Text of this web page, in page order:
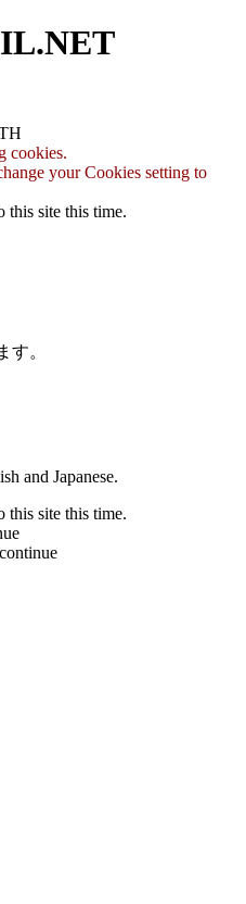
cookies.
your Cookies setting to
this site this time.
す。
and Japanese.
this site this time.